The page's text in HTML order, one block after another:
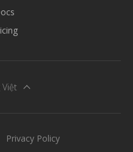
Việt
Privacy Policy